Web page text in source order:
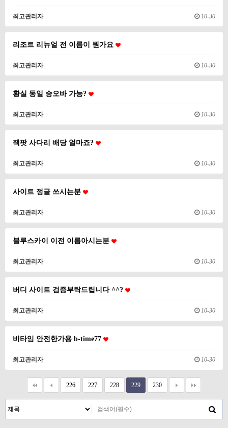
최고관리자 10-30
리조트 리뉴얼 전 이름이 뭔가요
최고관리자 10-30
황실 동일 승오바 가능?
최고관리자 10-30
잭팟 사다리 배당 얼마죠?
최고관리자 10-30
사이트 정글 쓰시는분
최고관리자 10-30
블루스카이 이전 이름아시는분
최고관리자 10-30
버디 사이트 검증부탁드립니다 ^^?
최고관리자 10-30
비타임 안전한가용 b-time77
최고관리자 10-30
226 227 228 229 230